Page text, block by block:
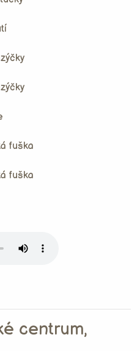
fuška
fuška
centrum,